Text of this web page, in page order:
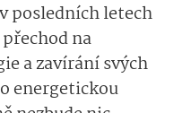
posledních letech
na
a zavírání svých
energetickou